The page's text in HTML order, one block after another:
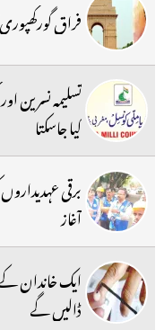
فراق
تسلیمہ نسرین
کیا جاسکتا
برقی
آغاز
ایک خاندان
ڈالیں گے